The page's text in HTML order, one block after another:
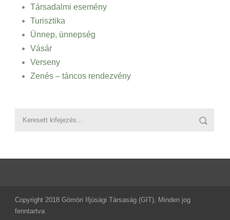
Társadalmi esemény
Turisztika
Ünnep, ünnepség
Vásár
Verseny
Zenés – táncos rendezvény
Copyright 2018 Gömöri Ifjúsági Társaság (GIT), Minden jog
fenntartva